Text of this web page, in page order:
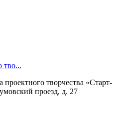
тво...
творчества «Старт-
проезд, д. 27